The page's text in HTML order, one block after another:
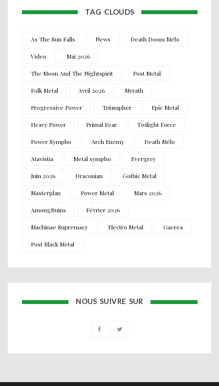
TAG CLOUDS
As The Sun Falls News Death Doom Mélo
Video Mai 2026
The Moon And The Nightspirit Post Metal
Folk Metal Avril 2026 Myrath
Progressive Power Triumpher Epic Metal
Heavy Power Primal Fear Twilight Force
Power Sympho Arch Enemy Death Mélo
Atavistia Metal sympho Evergrey
Juin 2026 Draconian Gothic Metal
Masterplan Power Metal Mars 2026
AmongRuins Février 2026
Machinae Supremacy Electro Metal Gaerea
Post Black Metal
NOUS SUIVRE SUR